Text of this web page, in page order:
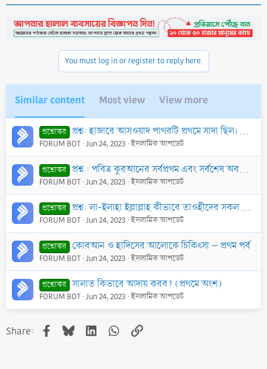
You must log in or register to reply here.
Similar content Most view View more
প্রশ্নোত্তর প্রশ্ন: হাজারে আসওয়াদ পাথরটি প্রথমে সাদা ছিল। এটা এখন কালো হয়ে গেছে। এটা কালো কিভাবে হল?
FORUM BOT Jun 24, 2023 ইসলামিক আপডেট
প্রশ্নোত্তর প্রশ্ন : পবিত্র কুরআনের সর্বপ্রথম এবং সর্বশেষ অবতীর্ণ আয়াত কোনটি? দলীলসহ জানিয়ে বাধিত করবেন।
FORUM BOT Jun 24, 2023 ইসলামিক আপডেট
প্রশ্নোত্তর প্রশ্ন: লা-ইলাহা ইল্লাল্লাহ কীভাবে তাওহীদের সকল প্রকারকে অন্তর্ভুক্ত করতে পারে?
FORUM BOT Jun 24, 2023 ইসলামিক আপডেট
প্রশ্নোত্তর কোরআন ও হাদিসের আলোকে চিকিৎসা – প্রথম পর্ব
FORUM BOT Jun 24, 2023 ইসলামিক আপডেট
প্রশ্নোত্তর সালাত কিভাবে আদায় করব? (প্রথমে অংশ)
FORUM BOT Jun 24, 2023 ইসলামিক আপডেট
Share: Facebook
BlueskyLinkedInWhatsApp
Link